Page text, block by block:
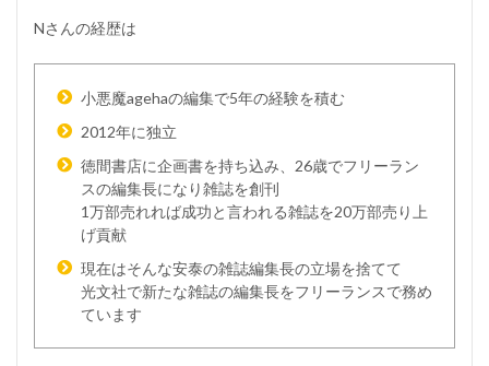
Nさんの経歴は
小悪魔agehaの編集で5年の経験を積む
2012年に独立
徳間書店に企画書を持ち込み、26歳でフリーラン
スの編集長になり雑誌を創刊
1万部売れれば成功と言われる雑誌を20万部売り上
げ貢献
現在はそんな安泰の雑誌編集長の立場を捨てて
光文社で新たな雑誌の編集長をフリーランスで務め
ています